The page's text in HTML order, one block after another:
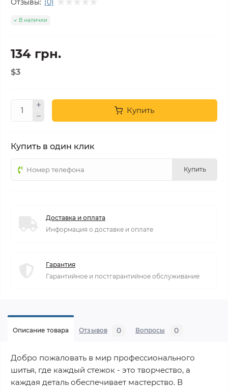
В наличии
134 грн.
$3
Купить
Купить в один клик
Купить
Доставка и оплата
Информация о доставке и оплате
Гарантия
Гарантийное и постгарантийное обслуживание
Описание товара Отзывов 0 Вопросы 0
Добро пожаловать в мир профессионального
шитья, где каждый стежок - это творчество, а
каждая деталь обеспечивает мастерство. В